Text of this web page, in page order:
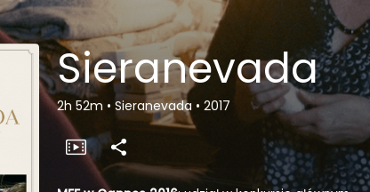
Sieranevada
2h 52m • Sieranevada • 2017